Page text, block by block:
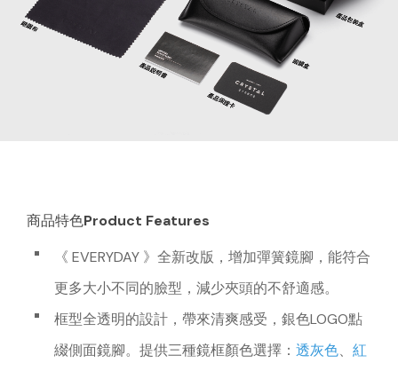
商品特色Product Features
《 EVERYDAY 》全新改版，增加彈簧鏡腳，能符合
更多大小不同的臉型，減少夾頭的不舒適感。
框型全透明的設計，帶來清爽感受，銀色LOGO點
綴側面鏡腳。提供三種鏡框顏色選擇： 透灰色、 紅